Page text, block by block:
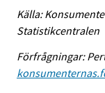
Källa:
Statistikcentralen
Förfrågningar: